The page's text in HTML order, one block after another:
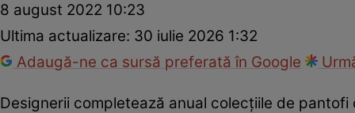
8 august 2022 10:23
Ultima actualizare: 30 iulie 2026 1:32
Adaugă-ne ca sursă preferată în Google
Designerii completează anual colecțiile de